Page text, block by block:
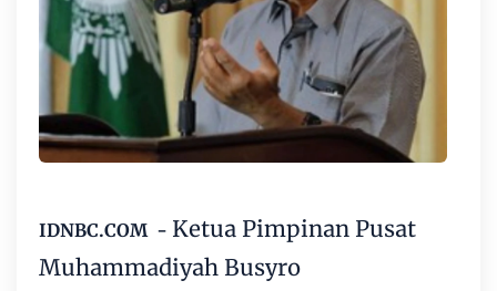
IDNBC.COM - Ketua Pimpinan Pusat
Muhammadiyah Busyro